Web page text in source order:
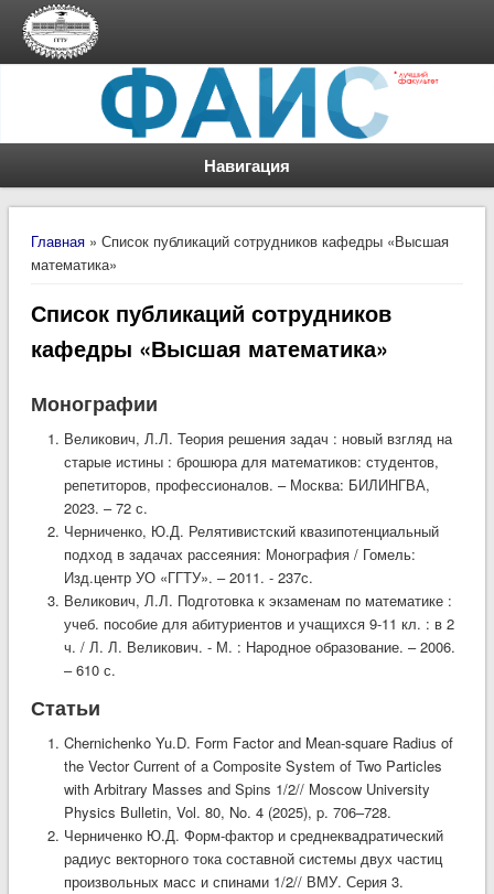
Навигация
Вы здесь
Главная» Список публикаций сотрудников кафедры «Высшая
математика»
Список публикаций сотрудников
кафедры «Высшая математика»
Монографии
Великович, Л.Л. Теория решения задач : новый взгляд на
старые истины : брошюра для математиков: студентов,
репетиторов, профессионалов. – Москва: БИЛИНГВА,
2023. – 72 с.
Черниченко, Ю.Д. Релятивистский квазипотенциальный
подход в задачах рассеяния: Монография / Гомель:
Изд.центр УО «ГГТУ». – 2011. - 237с.
Великович, Л.Л. Подготовка к экзаменам по математике :
учеб. пособие для абитуриентов и учащихся 9-11 кл. : в 2
ч. / Л. Л. Великович. - М. : Народное образование. – 2006.
– 610 с.
Статьи
Chernichenko Yu.D. Form Factor and Mean-square Radius of
the Vector Current of a Composite System of Two Particles
with Arbitrary Masses and Spins 1/2// Moscow University
Physics Bulletin, Vol. 80, No. 4 (2025), p. 706–728.
Черниченко Ю.Д. Форм-фактор и среднеквадратический
радиус векторного тока составной системы двух частиц
произвольных масс и спинами 1/2// ВМУ. Серия 3.